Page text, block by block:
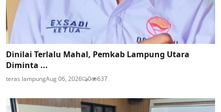
Dinilai Terlalu Mahal, Pemkab Lampung Utara
Diminta ...
teras lampungAug 06, 2026 0 637